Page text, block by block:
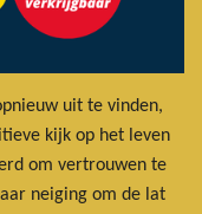
uit te vinden,
kijk op het leven
om vertrouwen te
neiging om de lat